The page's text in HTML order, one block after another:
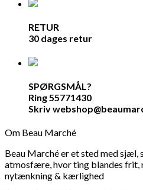
RETUR
30 dages retur
SPØRGSMÅL?
Ring 55771430
Skriv
Om Beau Marché
Beau Marché er et sted med sjæl,
atmosfære, hvor ting blandes frit,
nytænkning & kærlighed